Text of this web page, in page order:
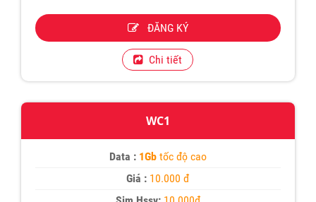
ĐĂNG KÝ
Chi tiết
WC1
Data :1Gb tốc độ cao
Giá : 10.000 đ